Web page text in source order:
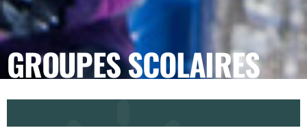
GROUPES SCOLAIRES